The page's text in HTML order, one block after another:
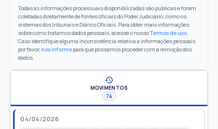
Todas as informações processuais disponibilizadas são públicas e foram
coletadas diretamente de fontes oficiais do Poder Judiciário, como os
sistemas dos tribunais e Diários Oficiais. Para obter mais informações
sobre como tratamos dados pessoais, acesse o nossoTermos de uso.
Caso identifique alguma inconsistência relativa a informações pessoais,
por favor, nos informe para que possamos proceder com a remoção dos
dados.
MOVIMENTOS
74
04/04/2026